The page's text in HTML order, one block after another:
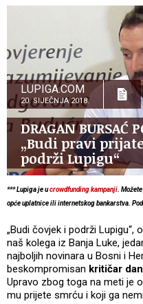
LUPIGA.COM
20. SIJEČNJA 2018.
DRAGAN BURSAĆ
„Budi pravi
podrži Lupigu“
*** Lupiga je ucrowdfunding kampanji .
opće uplatnice ili internetskog bankarstva.
„Budi čovjek i podrži Lupigu“,
naš kolega iz Banja Luke,
najboljih novinara u Bosni i
beskompromisan kritičar
Upravo zbog toga na meti je
mu prijete smrću i koji ga